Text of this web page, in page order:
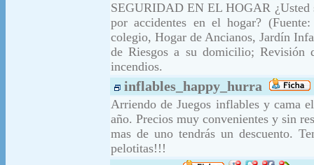
SEGURIDAD EN EL HOGAR ¿Usted
por accidentes en el hogar?
colegio, Hogar de Ancianos, Jardín
de Riesgos a su domicilio; Revisión
incendios.
inflables_happy_hurra
Arriendo de Juegos inflables y cama
año. Precios muy convenientes y sin
mas de uno tendrás un descuento.
pelotitas!!!